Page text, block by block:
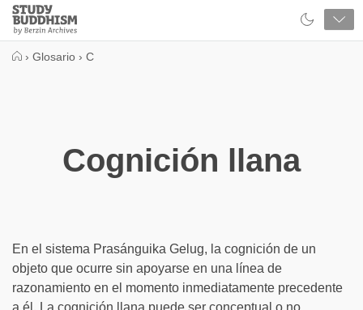
Close
Study
Buddhism
› Glosario › C
Cognición llana
En el sistema Prasánguika Gelug, la cognición de un
objeto que ocurre sin apoyarse en una línea de
razonamiento en el momento inmediatamente precedente
a él. La cognición llana puede ser conceptual o no